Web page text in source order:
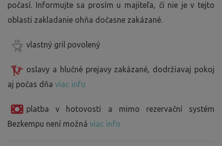
počasí. Informujte sa prosím u majiteľa, či nie je v tejto
oblasti zakladanie ohňa dočasne zakázané.
vlastný gril povolený
oslavy a hlučné prejavy zakázané, dodržiavaj pokoj
aj počas dňa viac info
platba v hotovosti a mimo rezervační systém
Bezkempu není možná viac info